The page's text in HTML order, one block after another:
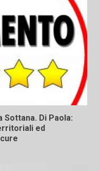
Sottana. Di Paola:
ed